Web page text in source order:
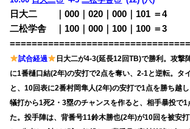
日大二 ｜000｜020｜000｜101 ＝4
二松学舎 ｜100｜000｜100｜100 ＝3
試合経過
日大二が4-3(延長12回TB)で勝利。攻撃
に1番樋口結(2年)の安打で2点を奪い、2-1と逆転。タ
と、10回表に2番村岡隼人(2年)の安打で1点を勝ち越
犠打から1死2・3塁のチャンスを作ると、相手暴投で1
た。投手陣は、背番号11鈴木勝也(2年)が10回を被安